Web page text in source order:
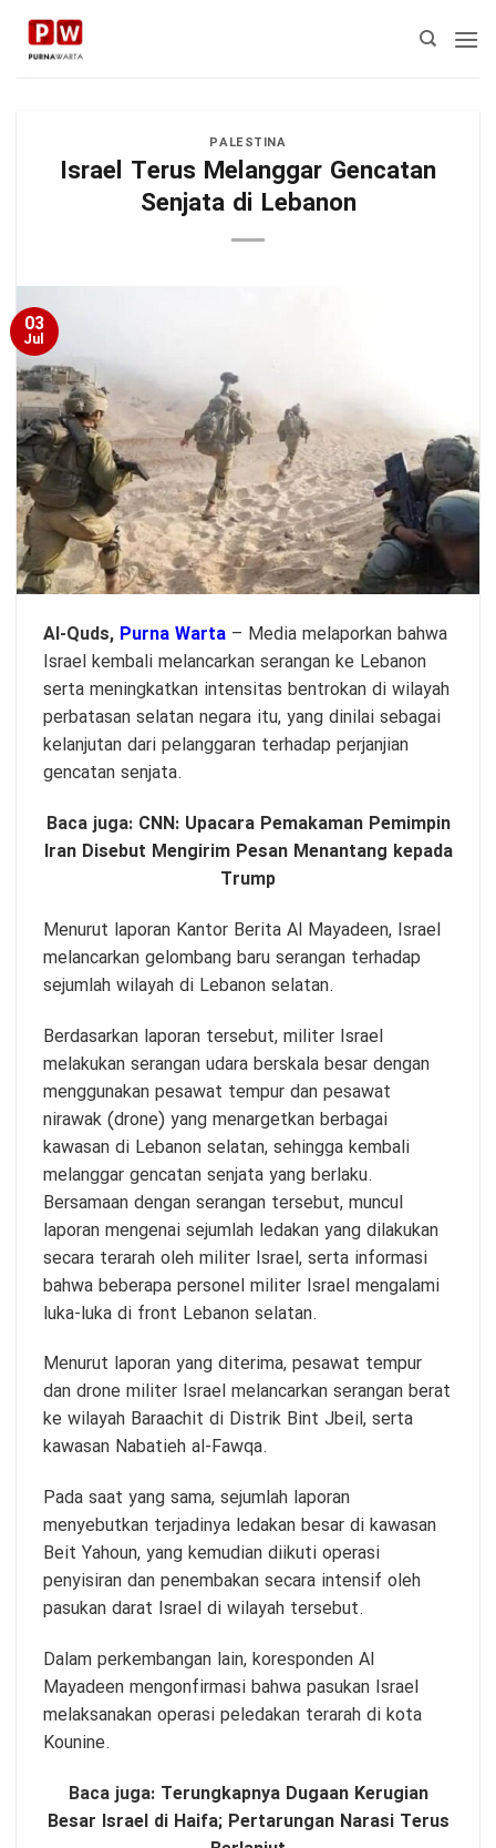
Skip
content
PALESTINA
Israel Terus Melanggar Gencatan
Senjata di Lebanon
03
Jul
Al-Quds, Purna Warta – Media melaporkan bahwa
Israel kembali melancarkan serangan ke Lebanon
serta meningkatkan intensitas bentrokan di wilayah
perbatasan selatan negara itu, yang dinilai sebagai
kelanjutan dari pelanggaran terhadap perjanjian
gencatan senjata.
Baca juga: CNN: Upacara Pemakaman Pemimpin
Iran Disebut Mengirim Pesan Menantang kepada
Trump
Menurut laporan Kantor Berita Al Mayadeen, Israel
melancarkan gelombang baru serangan terhadap
sejumlah wilayah di Lebanon selatan.
Berdasarkan laporan tersebut, militer Israel
melakukan serangan udara berskala besar dengan
menggunakan pesawat tempur dan pesawat
nirawak (drone) yang menargetkan berbagai
kawasan di Lebanon selatan, sehingga kembali
melanggar gencatan senjata yang berlaku.
Bersamaan dengan serangan tersebut, muncul
laporan mengenai sejumlah ledakan yang dilakukan
secara terarah oleh militer Israel, serta informasi
bahwa beberapa personel militer Israel mengalami
luka-luka di front Lebanon selatan.
Menurut laporan yang diterima, pesawat tempur
dan drone militer Israel melancarkan serangan berat
ke wilayah Baraachit di Distrik Bint Jbeil, serta
kawasan Nabatieh al-Fawqa.
Pada saat yang sama, sejumlah laporan
menyebutkan terjadinya ledakan besar di kawasan
Beit Yahoun, yang kemudian diikuti operasi
penyisiran dan penembakan secara intensif oleh
pasukan darat Israel di wilayah tersebut.
Dalam perkembangan lain, koresponden Al
Mayadeen mengonfirmasi bahwa pasukan Israel
melaksanakan operasi peledakan terarah di kota
Kounine.
Baca juga: Terungkapnya Dugaan Kerugian
Besar Israel di Haifa; Pertarungan Narasi Terus